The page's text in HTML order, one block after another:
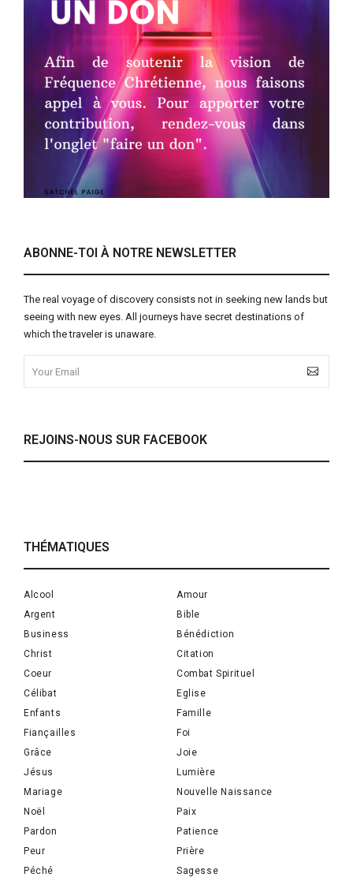
ABONNE-TOI À NOTRE NEWSLETTER
The real voyage of discovery consists not in seeking new lands but
seeing with new eyes. All journeys have secret destinations of
which the traveler is unaware.
REJOINS-NOUS SUR FACEBOOK
THÉMATIQUES
Alcool
Amour
Argent
Bible
Business
Bénédiction
Christ
Citation
Coeur
Combat Spirituel
Célibat
Eglise
Enfants
Famille
Fiançailles
Foi
Grâce
Joie
Jésus
Lumière
Mariage
Nouvelle Naissance
Noël
Paix
Pardon
Patience
Peur
Prière
Péché
Sagesse